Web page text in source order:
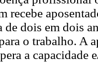
recebe
de dois em dois
o trabalho. A
a capacidade